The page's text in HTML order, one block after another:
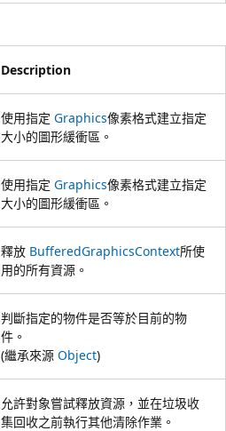
Description
使用指定 Graphics像素格式建立指定
大小的圖形緩衝區。
使用指定 Graphics像素格式建立指定
大小的圖形緩衝區。
釋放 BufferedGraphicsContext所使
用的所有資源。
判斷指定的物件是否等於目前的物
件。
(繼承來源 Object)
允許對象嘗試釋放資源，並在垃圾收
集回收之前執行其他清除作業。